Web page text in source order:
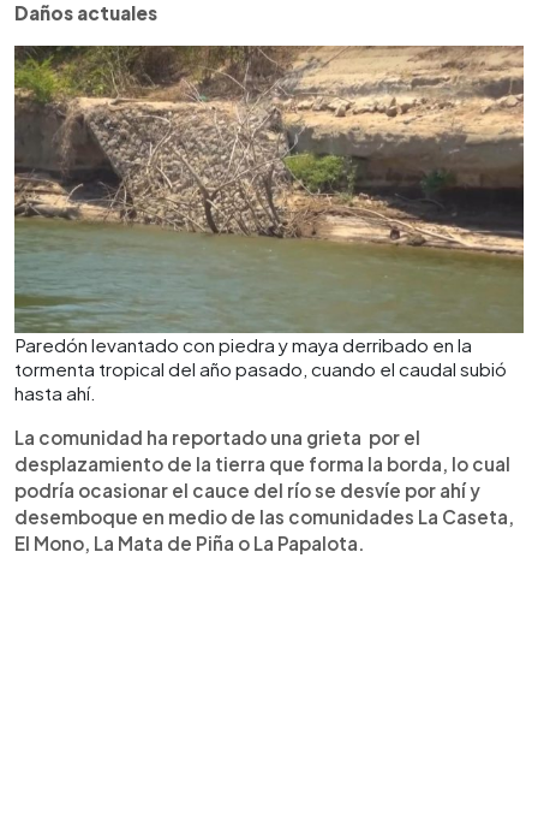
Daños actuales
Paredón levantado con piedra y maya derribado en la
tormenta tropical del año pasado, cuando el caudal subió
hasta ahí.
La comunidad ha reportado una grieta por el
desplazamiento de la tierra que forma la borda, lo cual
podría ocasionar el cauce del río se desvíe por ahí y
desemboque en medio de las comunidades La Caseta,
El Mono, La Mata de Piña o La Papalota.